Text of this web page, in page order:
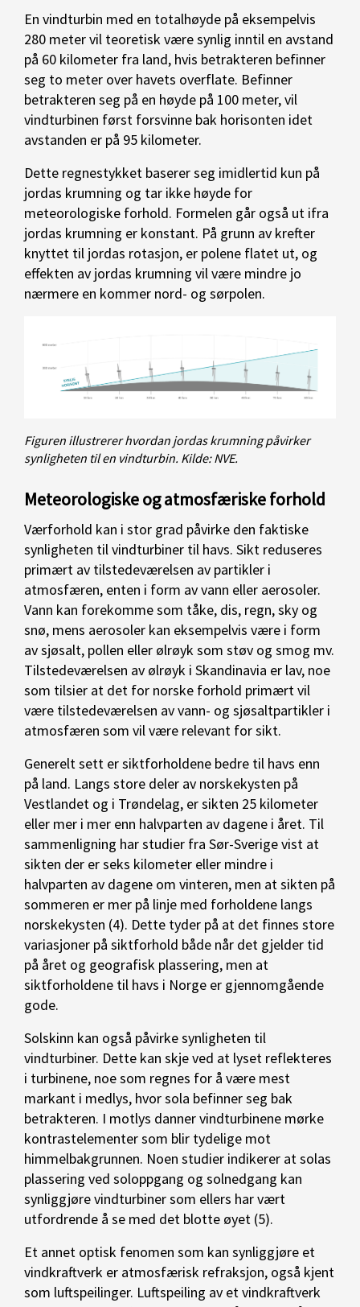
En vindturbin med en totalhøyde på eksempelvis
280 meter vil teoretisk være synlig inntil en avstand
på 60 kilometer fra land, hvis betrakteren befinner
seg to meter over havets overflate. Befinner
betrakteren seg på en høyde på 100 meter, vil
vindturbinen først forsvinne bak horisonten idet
avstanden er på 95 kilometer.
Dette regnestykket baserer seg imidlertid kun på
jordas krumning og tar ikke høyde for
meteorologiske forhold. Formelen går også ut ifra
jordas krumning er konstant. På grunn av krefter
knyttet til jordas rotasjon, er polene flatet ut, og
effekten av jordas krumning vil være mindre jo
nærmere en kommer nord- og sørpolen.
Figuren illustrerer hvordan jordas krumning påvirker
synligheten til en vindturbin. Kilde: NVE.
Meteorologiske og atmosfæriske forhold
Værforhold kan i stor grad påvirke den faktiske
synligheten til vindturbiner til havs. Sikt reduseres
primært av tilstedeværelsen av partikler i
atmosfæren, enten i form av vann eller aerosoler.
Vann kan forekomme som tåke, dis, regn, sky og
snø, mens aerosoler kan eksempelvis være i form
av sjøsalt, pollen eller ølrøyk som støv og smog mv.
Tilstedeværelsen av ølrøyk i Skandinavia er lav, noe
som tilsier at det for norske forhold primært vil
være tilstedeværelsen av vann- og sjøsaltpartikler i
atmosfæren som vil være relevant for sikt.
Generelt sett er siktforholdene bedre til havs enn
på land. Langs store deler av norskekysten på
Vestlandet og i Trøndelag, er sikten 25 kilometer
eller mer i mer enn halvparten av dagene i året. Til
sammenligning har studier fra Sør-Sverige vist at
sikten der er seks kilometer eller mindre i
halvparten av dagene om vinteren, men at sikten på
sommeren er mer på linje med forholdene langs
norskekysten (4). Dette tyder på at det finnes store
variasjoner på siktforhold både når det gjelder tid
på året og geografisk plassering, men at
siktforholdene til havs i Norge er gjennomgående
gode.
Solskinn kan også påvirke synligheten til
vindturbiner. Dette kan skje ved at lyset reflekteres
i turbinene, noe som regnes for å være mest
markant i medlys, hvor sola befinner seg bak
betrakteren. I motlys danner vindturbinene mørke
kontrastelementer som blir tydelige mot
himmelbakgrunnen. Noen studier indikerer at solas
plassering ved soloppgang og solnedgang kan
synliggjøre vindturbiner som ellers har vært
utfordrende å se med det blotte øyet (5).
Et annet optisk fenomen som kan synliggjøre et
vindkraftverk er atmosfærisk refraksjon, også kjent
som luftspeilinger. Luftspeiling av et vindkraftverk